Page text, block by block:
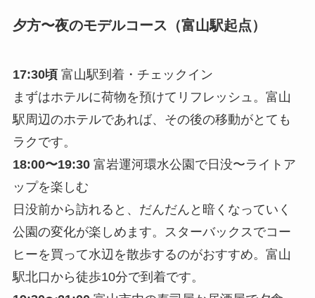
夕方〜夜のモデルコース（富山駅起点）
17:30頃富山駅到着・チェックイン
まずはホテルに荷物を預けてリフレッシュ。富山
駅周辺のホテルであれば、その後の移動がとても
ラクです。
18:00〜19:30富岩運河環水公園で日没〜ライトア
ップを楽しむ
日没前から訪れると、だんだんと暗くなっていく
公園の変化が楽しめます。スターバックスでコー
ヒーを買って水辺を散歩するのがおすすめ。富山
駅北口から徒歩10分で到着です。